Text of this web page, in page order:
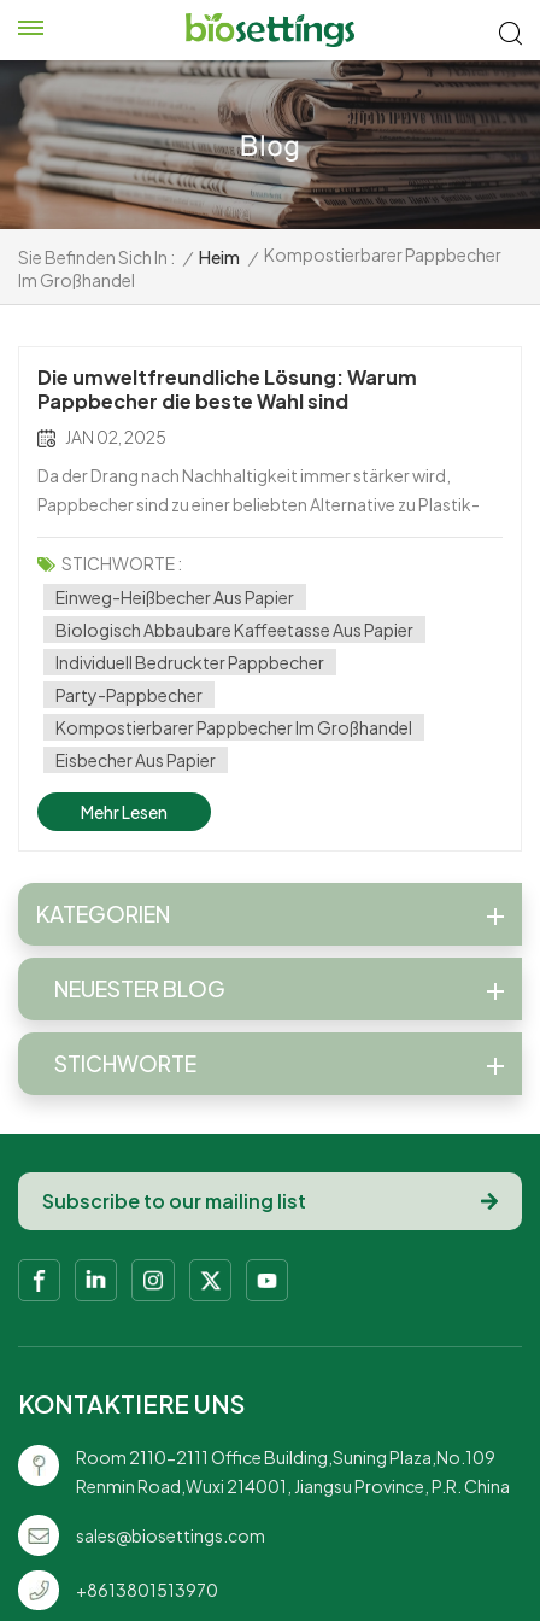
Sie Befinden Sich In : / Heim / Kompostierbarer Pappbecher
Im Großhandel
Die umweltfreundliche Lösung: Warum
Pappbecher die beste Wahl sind
JAN 02, 2025
Da der Drang nach Nachhaltigkeit immer stärker wird,
Pappbecher sind zu einer beliebten Alternative zu Plastik-
und Styroporbechern geworden. Ganz gleich, ob Sie
unterwegs Kaffee trinken, bei einer Veranstaltung Getränke
servieren oder ein Café betreiben, Pappbecher bieten eine
umweltfreundliche u...
STICHWORTE :
Einweg-Heißbecher Aus Papier
Biologisch Abbaubare Kaffeetasse Aus Papier
Individuell Bedruckter Pappbecher
Party-Pappbecher
Kompostierbarer Pappbecher Im Großhandel
Eisbecher Aus Papier
Mehr Lesen
KATEGORIEN
NEUESTER BLOG
STICHWORTE
KONTAKTIERE UNS
Room 2110-2111 Office Building,Suning Plaza,No.109
Renmin Road,Wuxi 214001, Jiangsu Province, P.R. China
sales@biosettings.com
+8613801513970